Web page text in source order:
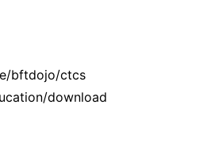
bftdojo/ctcs
download